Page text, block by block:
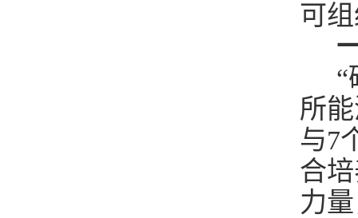
可
“
所
与7
合
力